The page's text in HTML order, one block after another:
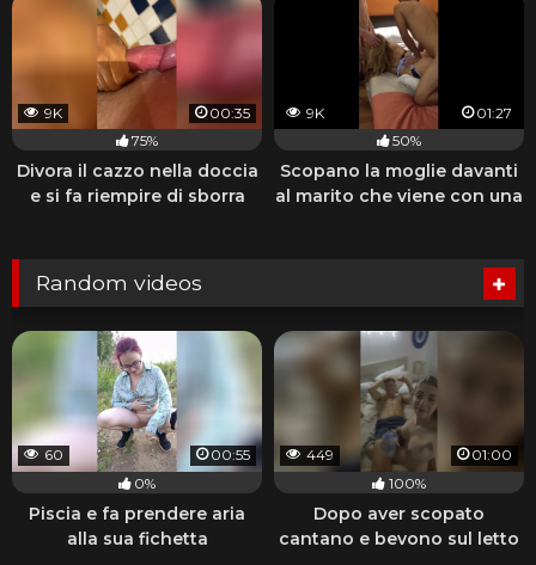
9K
00:35
75%
Divora il cazzo nella doccia
e si fa riempire di sborra
9K
01:27
50%
Scopano la moglie davanti
al marito che viene con una
Random videos
60
00:55
0%
Piscia e fa prendere aria
alla sua fichetta
449
01:00
100%
Dopo aver scopato
cantano e bevono sul letto